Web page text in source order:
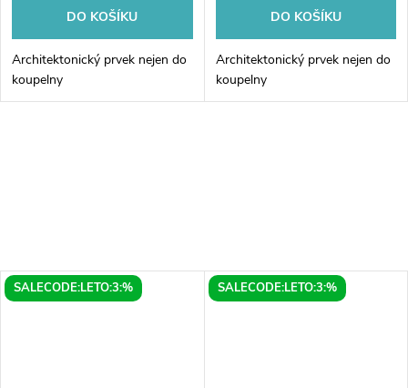
DO KOŠÍKU
Architektonický prvek nejen do
koupelny
DO KOŠÍKU
Architektonický prvek nejen do
koupelny
SALECODE:LETO:3:% SALECODE:LETO:3:%